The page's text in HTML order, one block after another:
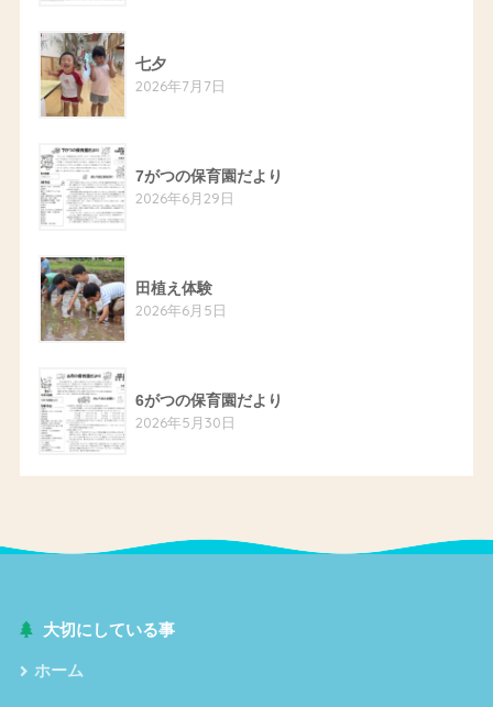
七夕
2026年7月7日
7がつの保育園だより
2026年6月29日
田植え体験
2026年6月5日
6がつの保育園だより
2026年5月30日
大切にしている事
ホーム